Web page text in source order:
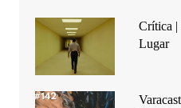
Crítica |
Lugar